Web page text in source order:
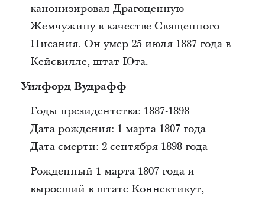
канонизировал Драгоценную
Жемчужину в качестве Священного
Писания. Он умер 25 июля 1887 года в
Кейсвилле, штат Юта.
Уилфорд Вудрафф
Годы президентства: 1887-1898
Дата рождения: 1 марта 1807 года
Дата смерти: 2 сентября 1898 года
Рожденный 1 марта 1807 года и
выросший в штате Коннектикут,